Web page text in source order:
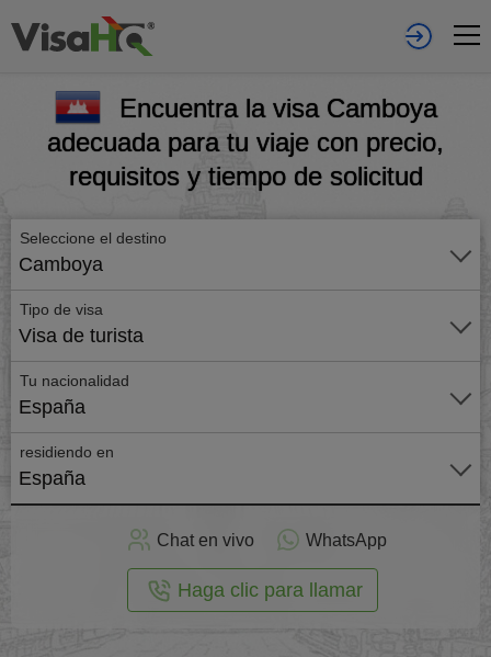
Encuentra la visa Camboya
adecuada para tu viaje con precio,
requisitos y tiempo de solicitud
Seleccione el destino
Camboya
Tipo de visa
Visa de turista
Tu nacionalidad
España
residiendo en
España
Chat en vivo WhatsApp
Haga clic para llamar